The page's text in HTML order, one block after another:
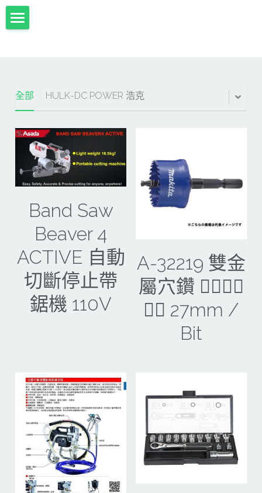
所有分類
MK-POWER 充電式
牧田12V含⬇︎
牧田18V
牧田36V⬇︎
牧田40V
CAN TA肯田-附件
牧田MT
Milwaukee-12
Dewalt 電池、充電器、配件
KingTony KUANI 專業級工具
stanley 電池、充電器
Milwaukee米沃奇、型鋼力
12V
型鋼力
電池、充電器、配件
DeWALT(得偉)
STANLEY(史丹利)
KINGTONY~KUANI專業級工具
Dewalt、Stanly 電池、配件
牧田
40V
18V
MT
牧科Maktec
雷射測距儀
引擎類
Bosch
充電式
充電器、電池、附件專區
插電式
雷射、牆體探測等儀器
機器附件
其它電動工具
CAN TA電動工具
CAN TA-附件
TAKANO 電動工具
KOLAI格萊電動工具
REXON
MK-POWER
HULK 浩克
其它工具
變頻電焊機、CO2、鑽孔機
日本ASADA水管、電管壓接、油壓系列​等
HONDA發電機、引擎
雷射儀器及水準儀
中亞焊條產品
延長線、電線、電焊線
電焊夾及切斷器
充電器
搜索
全部 HULK-DC POWER 浩克
Band Saw
Beaver 4
ACTIVE 自動
切斷停止帶
鋸機 110V
A-32219 雙金
屬穴鑽 🐕‍🦺🐕‍🦺
🐕‍🦺 27mm /
Bit